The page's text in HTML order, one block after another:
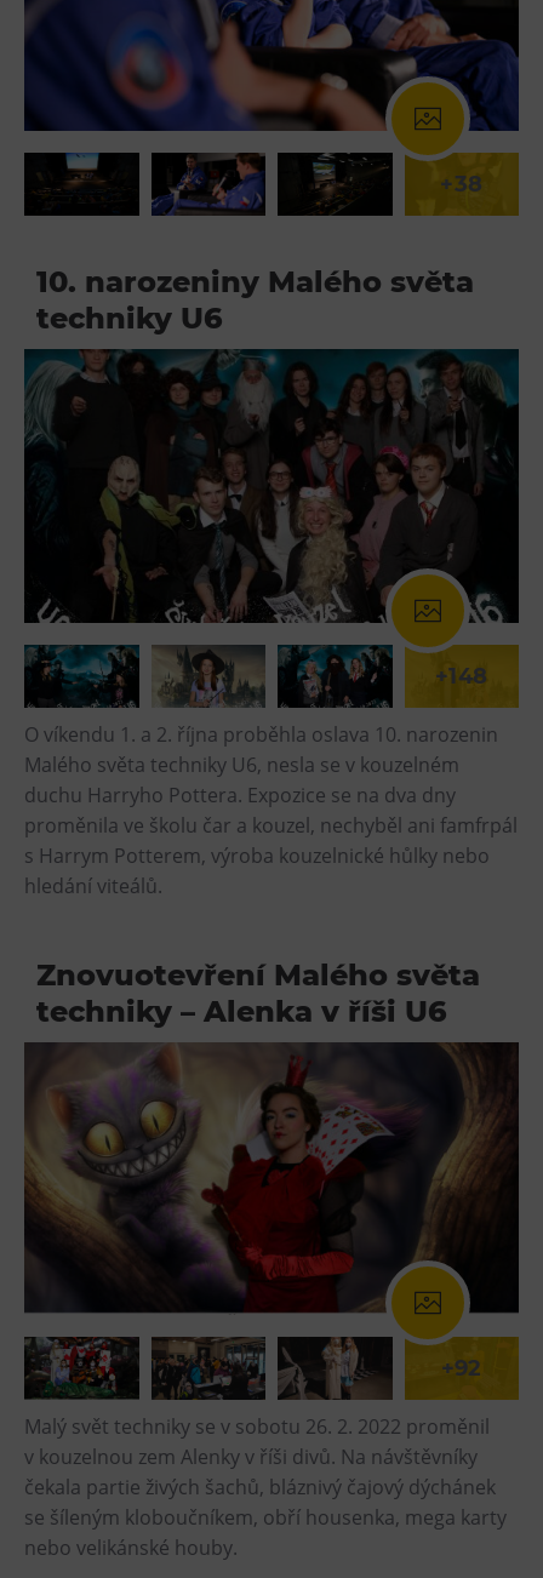
PECKA DOV
Restaurace VP ART
CØKAFE Dolní Vítkovice
FUTURE café
Ubytování
Hotel VP1
Vila Liběna
Další
Narozeninové oslavy
Letní tábory
Tematické dárkové poukazy
Pro školy
DOVýuky
Kroužky pro děti
+38
10. narozeniny Malého světa
techniky U6
+148
O víkendu 1. a 2. října proběhla oslava 10. narozenin
Malého světa techniky U6, nesla se v kouzelném
duchu Harryho Pottera. Expozice se na dva dny
proměnila ve školu čar a kouzel, nechyběl ani famfrpál
s Harrym Potterem, výroba kouzelnické hůlky nebo
hledání viteálů.
Znovuotevření Malého světa
techniky – Alenka v říši U6
+92
Malý svět techniky se v sobotu 26. 2. 2022 proměnil
v kouzelnou zem Alenky v říši divů. Na návštěvníky
čekala partie živých šachů, bláznivý čajový dýchánek
se šíleným kloboučníkem, obří housenka, mega karty
nebo velikánské houby.